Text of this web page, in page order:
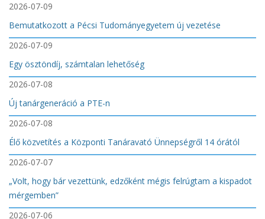
2026-07-09
Bemutatkozott a Pécsi Tudományegyetem új vezetése
2026-07-09
Egy ösztöndíj, számtalan lehetőség
2026-07-08
Új tanárgeneráció a PTE-n
2026-07-08
Élő közvetítés a Központi Tanáravató Ünnepségről 14 órától
2026-07-07
„Volt, hogy bár vezettünk, edzőként mégis felrúgtam a kispadot
mérgemben”
2026-07-06